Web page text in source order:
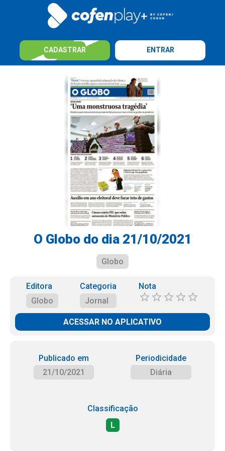
CADASTRAR ENTRAR
O Globo do dia 21/10/2021
Globo
Editora
Globo
Categoria
Jornal
Nota
ACESSAR NO APLICATIVO
Publicado em
21/10/2021
Periodicidade
Diária
Classificação
L